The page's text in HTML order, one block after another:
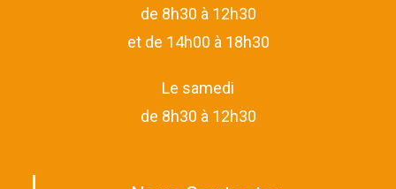
de 8h30 à 12h30
et de 14h00 à 18h30
Le samedi
de 8h30 à 12h30